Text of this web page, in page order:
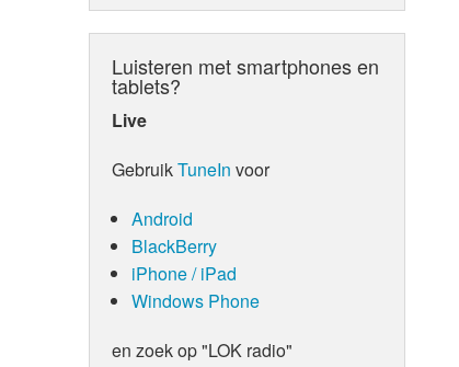
Luisteren met smartphones en
tablets?
Live
GebruikTuneIn voor
Android
BlackBerry
iPhone / iPad
Windows Phone
en zoek op "LOK radio"